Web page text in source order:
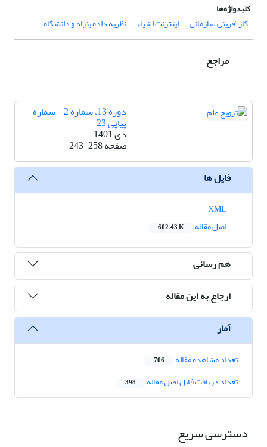
کلیدواژه‌ها
کارآفرینی سازمانی
اینترنت اشیاء نظریه داده بنیاد و دانشگاه
مراجع
دوره 13، شماره 2 - شماره
پیاپی 23
دی 1401
صفحه243-258
فایل ها
اصل مقاله
602.43 K
هم رسانی
ارجاع به این مقاله
آمار
تعداد مشاهده مقاله 706
تعداد دریافت فایل اصل مقاله 398
دسترسی سریع